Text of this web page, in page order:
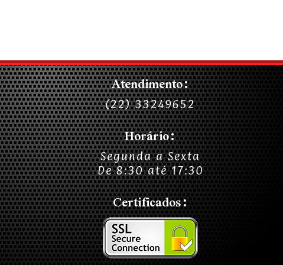
Atendimento:
(22) 33249652
Horário:
Segunda a Sexta
De 8:30 até 17:30
Certificados: